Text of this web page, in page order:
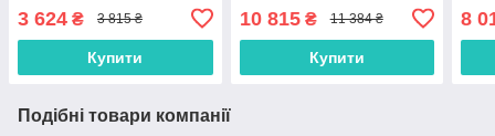
3 624 ₴ 3 815 ₴
Купити
передпокою
10 815₴ 11 384 ₴
Купити
8
Подібні товари компанії